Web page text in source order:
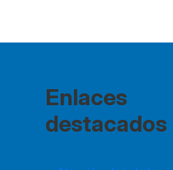
Enlaces
destacados